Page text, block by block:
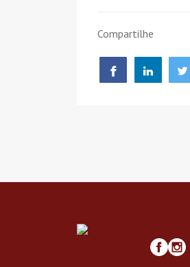
Compartilhe